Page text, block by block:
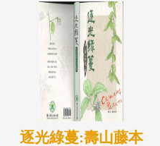
逐光綠蔓:壽山藤本